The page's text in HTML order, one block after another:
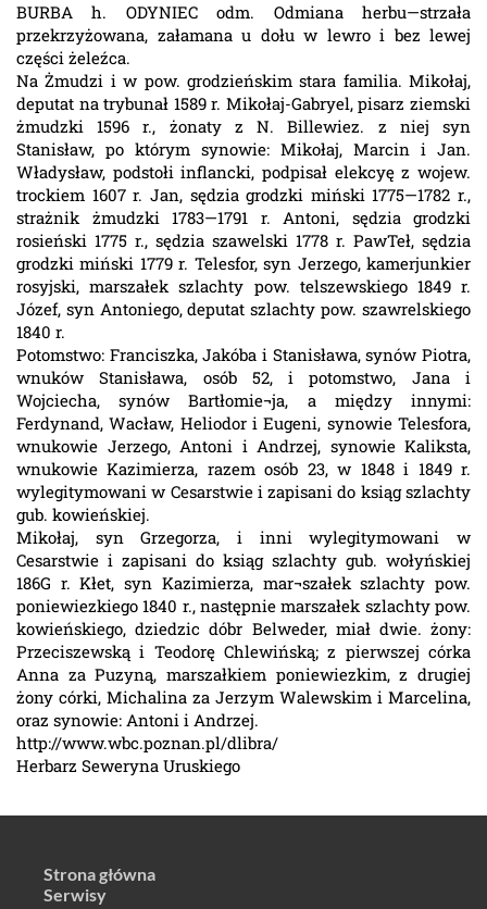
BURBA h. ODYNIEC odm. Odmiana herbu—strzała
przekrzyżowana, załamana u dołu w lewro i bez lewej
części żeleźca.
Na Żmudzi i w pow. grodzieńskim stara familia. Mikołaj,
deputat na trybunał 1589 r. Mikołaj-Gabryel, pisarz ziemski
żmudzki 1596 r., żonaty z N. Billewiez. z niej syn
Stanisław, po którym synowie: Mikołaj, Marcin i Jan.
Władysław, podstołi inflancki, podpisał elekcyę z wojew.
trockiem 1607 r. Jan, sędzia grodzki miński 1775—1782 r.,
strażnik żmudzki 1783—1791 r. Antoni, sędzia grodzki
rosieński 1775 r., sędzia szawelski 1778 r. PawTeł, sędzia
grodzki miński 1779 r. Telesfor, syn Jerzego, kamerjunkier
rosyjski, marszałek szlachty pow. telszewskiego 1849 r.
Józef, syn Antoniego, deputat szlachty pow. szawrelskiego
1840 r.
Potomstwo: Franciszka, Jakóba i Stanisława, synów Piotra,
wnuków Stanisława, osób 52, i potomstwo, Jana i
Wojciecha, synów Bartłomie¬ja, a między innymi:
Ferdynand, Wacław, Heliodor i Eugeni, synowie Telesfora,
wnukowie Jerzego, Antoni i Andrzej, synowie Kaliksta,
wnukowie Kazimierza, razem osób 23, w 1848 i 1849 r.
wylegitymowani w Cesarstwie i zapisani do ksiąg szlachty
gub. kowieńskiej.
Mikołaj, syn Grzegorza, i inni wylegitymowani w
Cesarstwie i zapisani do ksiąg szlachty gub. wołyńskiej
186G r. Kłet, syn Kazimierza, mar¬szałek szlachty pow.
poniewiezkiego 1840 r., następnie marszałek szlachty pow.
kowieńskiego, dziedzic dóbr Belweder, miał dwie. żony:
Przeciszewską i Teodorę Chlewińską; z pierwszej córka
Anna za Puzyną, marszałkiem poniewiezkim, z drugiej
żony córki, Michalina za Jerzym Walewskim i Marcelina,
oraz synowie: Antoni i Andrzej.
http://www.wbc.poznan.pl/dlibra/
Herbarz Seweryna Uruskiego
Strona główna
Serwisy